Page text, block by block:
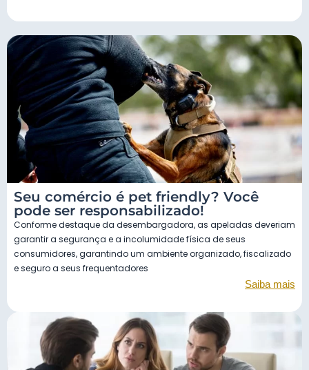
Seu comércio é pet friendly? Você
pode ser responsabilizado!
Conforme destaque da desembargadora, as apeladas deveriam
garantir a segurança e a incolumidade física de seus
consumidores, garantindo um ambiente organizado, fiscalizado
e seguro a seus frequentadores
Saiba mais